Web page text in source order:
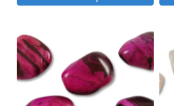
5,50 €
προϊόν
έχει
πολλαπλές